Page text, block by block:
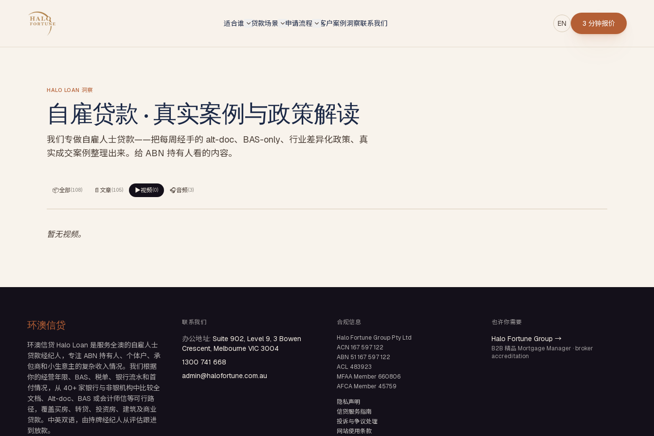
适合谁
自雇人士（总览）
Tradie 蓝领师傅
电工 / 水管工 / 建筑工 — 现金 + 工资单 hybrid 收入
餐厅 / 咖啡馆 / 酒吧 — 现金入账打包专项
风险地图
贷款场景
6 大场景总览
投资房 Investment
建房 Construction
商业 Commercial
申请流程
5 步申请流程
Alt-doc 灵活文件
BAS + 流水 + 会计师信组合替代 2 年税单 · 18 家 lender
BAS-only 季报路径
自建 / 推倒重建 · 分阶段放款 progress payments
客户案例洞察联系我们 EN 3 分钟报价
HALO LOAN 洞察
自雇贷款 · 真实案例与政策解读
我们专做自雇人士贷款——把每周经手的 alt-doc、BAS-only、行业差异化政策、真
实成交案例整理出来。给 ABN 持有人看的内容。
📦全部(108) 📄 文章(105) ▶️视频(0) 🎧音频(3)
暂无视频。
环澳信贷
环澳信贷 Halo Loan 是服务全澳的自雇人士
贷款经纪人，专注 ABN 持有人、个体户、承
包商和小生意主的复杂收入情况。我们根据
你的经营年限、BAS、税单、银行流水和首
付情况，从 40+ 家银行与非银机构中比较全
文档、Alt-doc、BAS 或会计师信等可行路
径，覆盖买房、转贷、投资房、建筑及商业
贷款。中英双语，由持牌经纪人从评估跟进
到放款。
联系我们
办公地址: Suite 902, Level 9, 3 Bowen
Crescent, Melbourne VIC 3004
1300 741 668
admin@halofortune.com.au
合规信息
Halo Fortune Group Pty Ltd
ACN 167 597 122
ABN 51 167 597 122
ACL 483923
MFAA Member 660806
AFCA Member 45759
隐私声明
信贷服务指南
投诉与争议处理
网站使用条款
也许你需要
Halo Fortune Group →
B2B 精品 Mortgage Manager · broker
accreditation